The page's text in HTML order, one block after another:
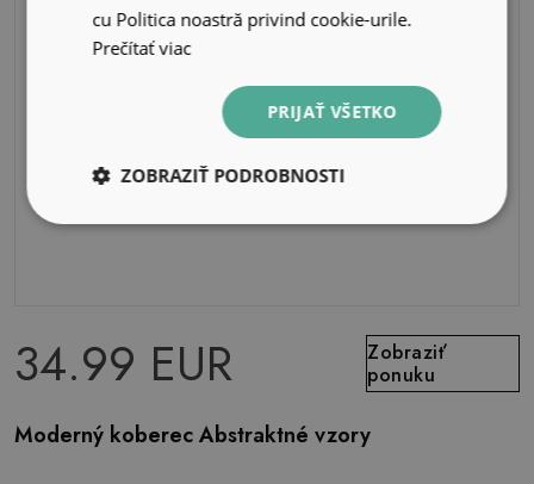
34.99 EUR
Zobraziť
ponuku
Moderný koberec Abstraktné vzory
cu Politica noastră privind cookie-urile.
Prečítať viac
PRIJAŤ VŠETKO
ZOBRAZIŤ PODROBNOSTI